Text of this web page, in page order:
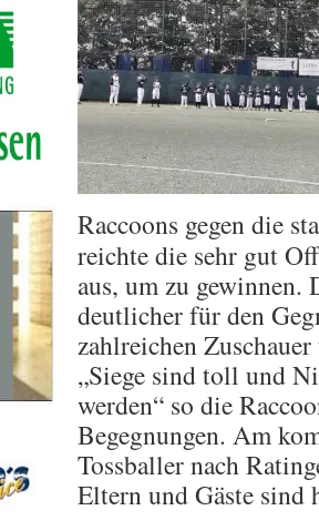
Raccoons gegen die
reichte die sehr gut
aus, um zu
deutlicher für den
zahlreichen
„Siege sind toll und
werden“ so die
Begegnungen. Am
Tossballer nach
Eltern und Gäste sind